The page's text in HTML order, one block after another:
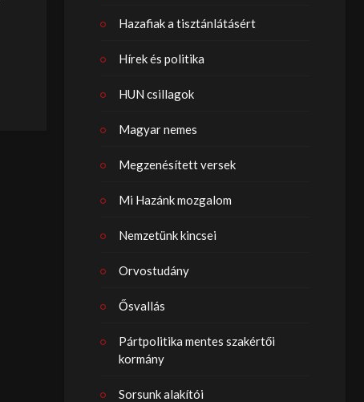
Hazafiak a tisztánlátásért
Hírek és politika
HUN csillagok
Magyar nemes
Megzenésített versek
Mi Hazánk mozgalom
Nemzetünk kincsei
Orvostudány
Ősvallás
Pártpolitika mentes szakértői
kormány
Sorsunk alakítói